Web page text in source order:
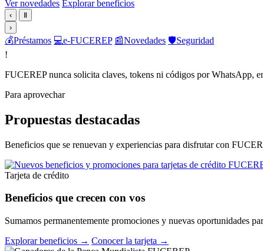
Ver novedades Explorar beneficios
‹
Ⅱ
›
💰Préstamos 💻e-FUCEREP 📰Novedades 🛡️Seguridad
!
FUCEREP nunca solicita claves, tokens ni códigos por WhatsApp,
Para aprovechar
Propuestas destacadas
Beneficios que se renuevan y experiencias para disfrutar con
Tarjeta de crédito
Beneficios que crecen con vos
Sumamos permanentemente promociones y nuevas oportunidades
Explorar beneficios → Conocer la tarjeta →